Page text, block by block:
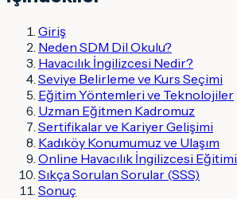
Giriş
Neden SDM Dil Okulu?
Havacılık İngilizcesi Nedir?
Seviye Belirleme ve Kurs Seçimi
Eğitim Yöntemleri ve Teknolojiler
Uzman Eğitmen Kadromuz
Sertifikalar ve Kariyer Gelişimi
Kadıköy Konumumuz ve Ulaşım
Online Havacılık İngilizcesi Eğitimi
Sıkça Sorulan Sorular (SSS)
Sonuç